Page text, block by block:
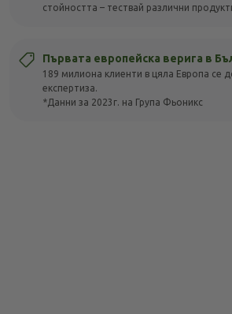
стойността – тествай различни
Първата европейска верига в
189 милиона клиенти в цяла Европа се
експертиза.
*Данни за 2023г. на Група Фьоникс